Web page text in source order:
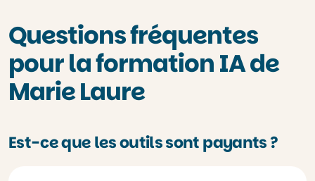
Questions fréquentes
pour la formation IA de
Marie Laure
Est-ce que les outils sont payants ?